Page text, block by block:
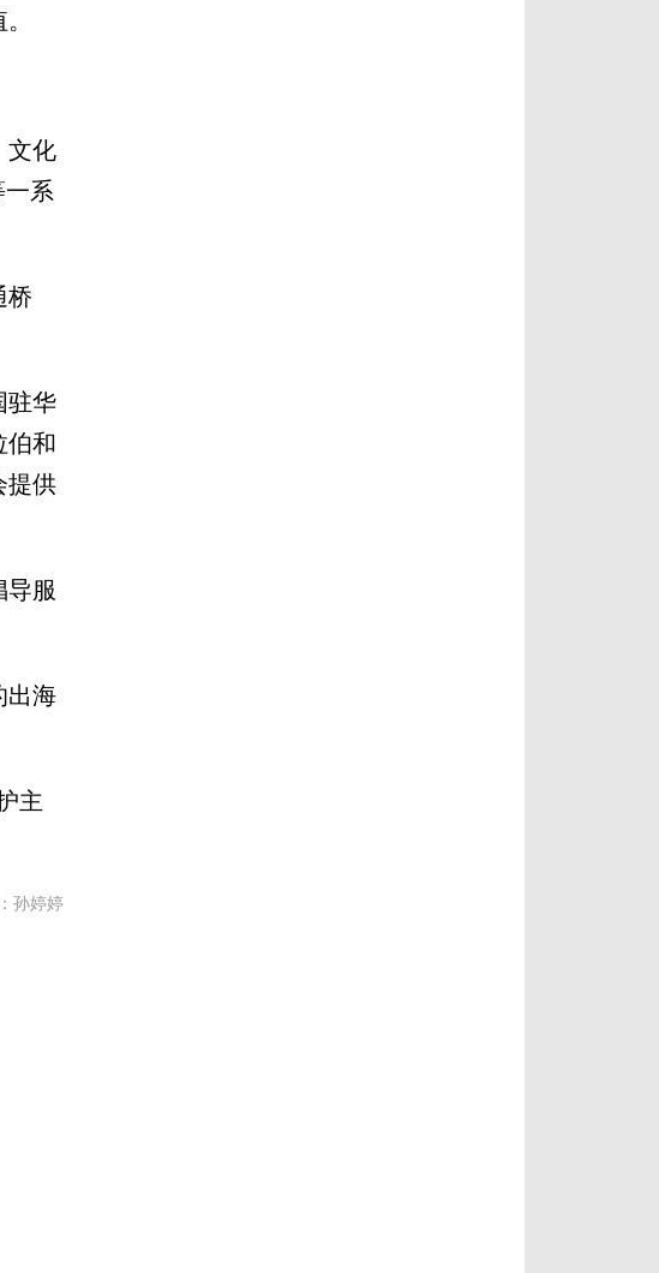
文化
系
桥
驻华
伯和
提供
服
出海
主
孙婷婷